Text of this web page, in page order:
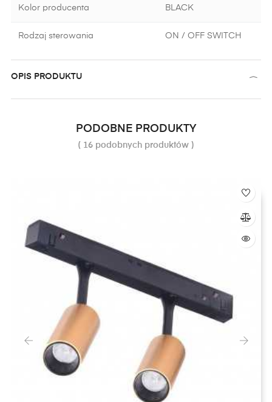
Kolor producenta BLACK
Rodzaj sterowania ON / OFF SWITCH
OPIS PRODUKTU
PODOBNE PRODUKTY
( 16 podobnych produktów )